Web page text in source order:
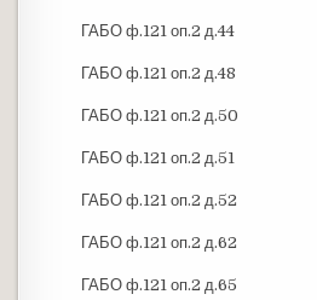
ГАБО ф.121 оп.2 д.44
ГАБО ф.121 оп.2 д.48
ГАБО ф.121 оп.2 д.50
ГАБО ф.121 оп.2 д.51
ГАБО ф.121 оп.2 д.52
ГАБО ф.121 оп.2 д.62
ГАБО ф.121 оп.2 д.65